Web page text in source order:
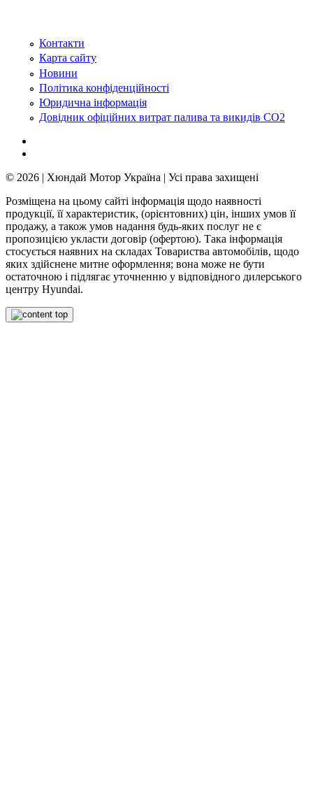
Контакти
Карта сайту
Новини
Політика конфіденційності
Юридична інформація
Довідник офіційних витрат палива та викидів СО2
© 2026 | Хюндай Мотор Україна | Усі права захищені
Розміщена на цьому сайті інформація щодо наявності
продукції, її характеристик, (орієнтовних) цін, інших умов її
продажу, а також умов надання будь-яких послуг не є
пропозицією укласти договір (офертою). Така інформація
стосується наявних на складах Товариства автомобілів, щодо
яких здійснене митне оформлення; вона може не бути
остаточною і підлягає уточненню у відповідного дилерського
центру Hyundai.